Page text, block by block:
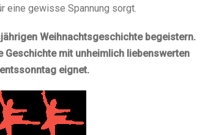
eine gewisse Spannung sorgt.
Weihnachtsgeschichte begeistern.
Geschichte mit unheimlich liebenswerten
eignet.